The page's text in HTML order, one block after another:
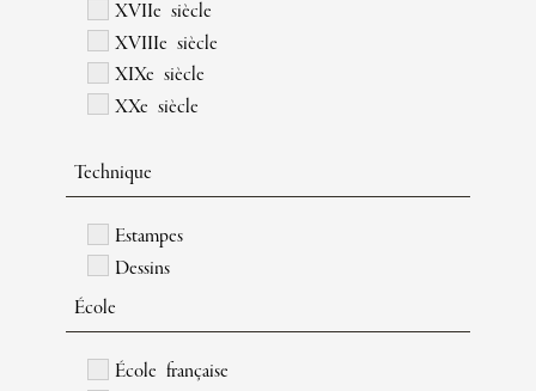
XVIIe siècle
XVIIIe siècle
XIXe siècle
XXe siècle
Technique
Estampes
Dessins
École
École française